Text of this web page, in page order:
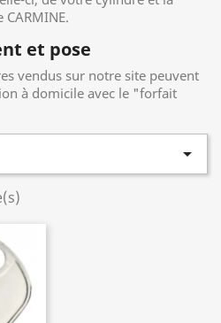
et pose
vendus sur notre site peuvent
à domicile avec le "forfait
